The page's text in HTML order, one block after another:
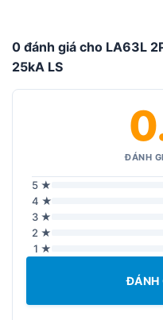
0 đánh giá cho LA63L
25kA LS
ĐÁNH
5 ★
4 ★
3 ★
2 ★
1 ★
ĐÁNH